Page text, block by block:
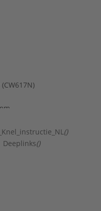
()
Deeplinks()